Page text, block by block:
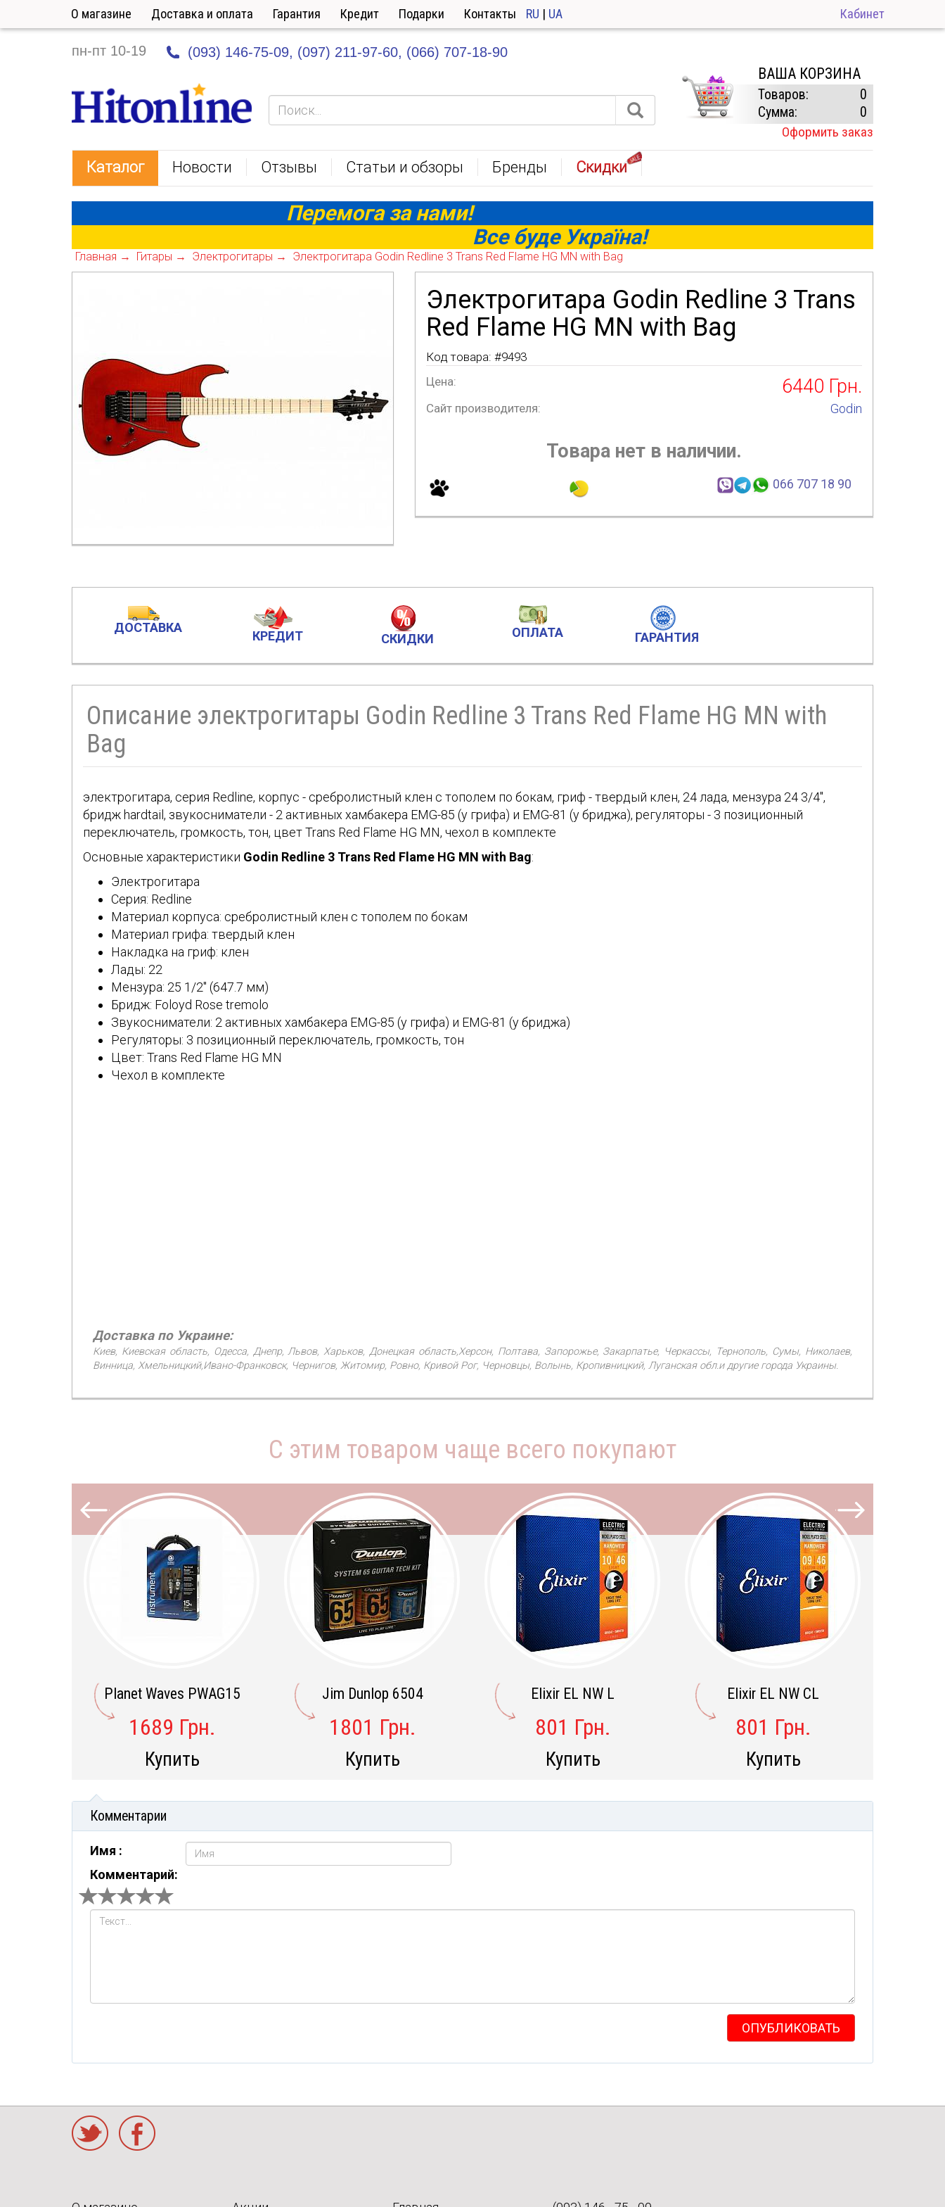
О магазине Доставка и оплата Гарантия Кредит Подарки Контакты RU | UA Кабинет
пн-пт 10-19 (093) 146-75-09, (097) 211-97-60, (066) 707-18-90
HitOnline
ВАША КОРЗИНА
Товаров:
0
Сумма:
0
Оформить заказ
Каталог Новости Отзывы Статьи и обзоры Бренды Скидки
Перемога за нами!
Все буде Україна!
Главная Гитары Электрогитары Электрогитара Godin Redline 3 Trans Red Flame HG MN with Bag
Электрогитара Godin Redline 3 Trans
Red Flame HG MN with Bag
Код товара: #9493
Цена:
6440 Грн.
Сайт производителя: Godin
Товара нет в наличии.
066 707 18 90
ДОСТАВКА
КРЕДИТ СКИДКИ ОПЛАТА ГАРАНТИЯ
Описание электрогитары Godin Redline 3 Trans Red Flame HG MN with
Bag
электрогитара, серия Redline, корпус - сребролистный клен с тополем по бокам, гриф - твердый клен, 24 лада, мензура 24 3/4″,
бридж hardtail, звукосниматели - 2 активных хамбакера EMG-85 (у грифа) и EMG-81 (у бриджа), регуляторы - 3 позиционный
переключатель, громкость, тон, цвет Trans Red Flame HG MN, чехол в комплекте
Основные характеристики Godin Redline 3 Trans Red Flame HG MN with Bag:
Электрогитара
Серия: Redline
Материал корпуса: сребролистный клен с тополем по бокам
Материал грифа: твердый клен
Накладка на гриф: клен
Лады: 22
Мензура: 25 1/2″ (647.7 мм)
Бридж: Foloyd Rose tremolo
Звукосниматели: 2 активных хамбакера EMG-85 (у грифа) и EMG-81 (у бриджа)
Регуляторы: 3 позиционный переключатель, громкость, тон
Цвет: Trans Red Flame HG MN
Чехол в комплекте
Доставка по Украине:
Киев, Киевская область, Одесса, Днепр, Львов, Харьков, Донецкая область,Херсон, Полтава, Запорожье, Закарпатье, Черкассы, Тернополь, Сумы, Николаев,
Винница, Хмельницкий,Ивано-Франковск, Чернигов, Житомир, Ровно, Кривой Рог, Черновцы, Волынь, Кропивницкий, Луганская обл.и другие города Украины.
С этим товаром чаще всего покупают
Planet Waves PWAG15
1689 Грн.
Купить
Jim Dunlop 6504
1801 Грн.
Купить
Elixir EL NW L
801 Грн.
Купить
Elixir EL NW CL
801 Грн.
Купить
Комментарии
Имя :
Комментарий:
ОПУБЛИКОВАТЬ
Facebook